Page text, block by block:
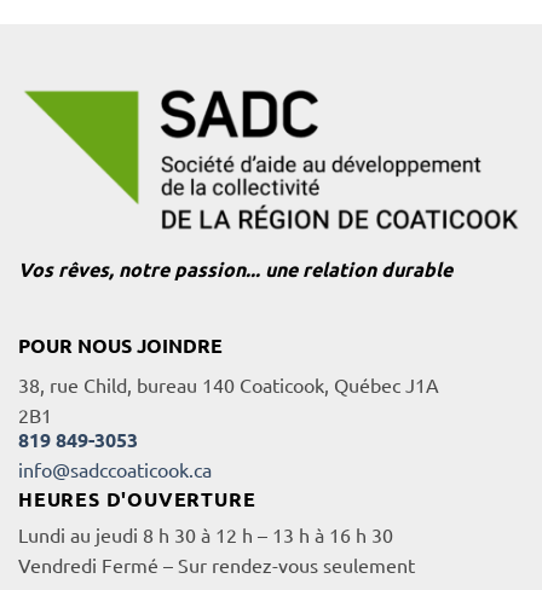
Vos rêves, notre passion... une relation durable
POUR NOUS JOINDRE
38, rue Child, bureau 140 Coaticook, Québec J1A
2B1
819 849-3053
info@sadccoaticook.ca
HEURES D'OUVERTURE
Lundi au jeudi 8 h 30 à 12 h – 13 h à 16 h 30
Vendredi Fermé – Sur rendez-vous seulement